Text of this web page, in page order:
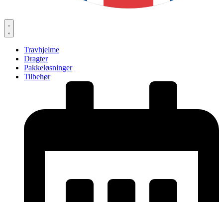
Travhjelme
Dragter
Pakkeløsninger
Tilbehør